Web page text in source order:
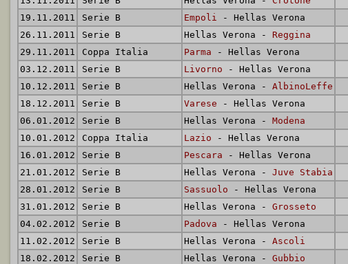
19.11.2011
Serie B Empoli - Hellas Verona
26.11.2011
Serie B Hellas Verona - Reggina
29.11.2011
Coppa Italia Parma - Hellas Verona
03.12.2011
Serie B Livorno - Hellas Verona
10.12.2011
Serie B Hellas Verona - AlbinoLeffe
18.12.2011
Serie B Varese - Hellas Verona
06.01.2012
Serie B Hellas Verona - Modena
10.01.2012
Coppa Italia Lazio - Hellas Verona
16.01.2012
Serie B Pescara - Hellas Verona
21.01.2012
Serie B Hellas Verona - Juve Stabia
28.01.2012
Serie B Sassuolo - Hellas Verona
31.01.2012
Serie B Hellas Verona - Grosseto
04.02.2012
Serie B Padova - Hellas Verona
11.02.2012
Serie B Hellas Verona - Ascoli
18.02.2012
Serie B Hellas Verona - Gubbio